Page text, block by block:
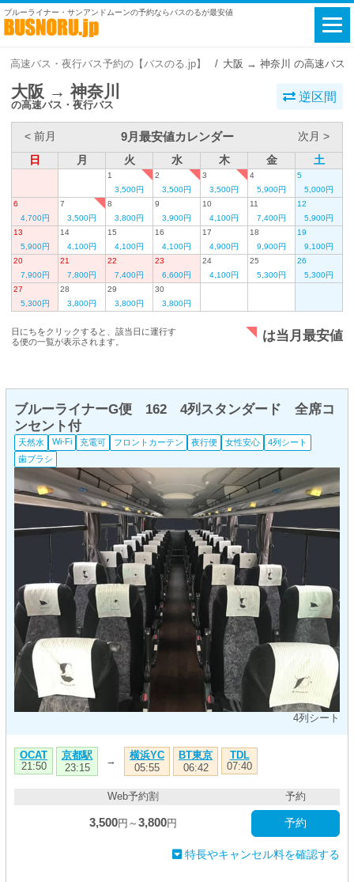
ブルーライナー・サンアンドムーンの予約ならバスのるが最安値
高速バス・夜行バス予約の【バスのる.jp】 大阪 → 神奈川 の高速バス
大阪 → 神奈川
の高速バス・夜行バス
逆区間
< 前月 9月最安値カレンダー
次月 >
日
月 火 水 木 金 土
1
3,500円
2
3,500円
3
3,500円
4
5,900円
5
5,000円
6
4,700円
7
3,500円
8
3,800円
9
3,900円
10
4,100円
11
7,400円
12
5,900円
13
5,900円
14
4,100円
15
4,100円
16
4,100円
17
4,900円
18
9,900円
19
9,100円
20
7,900円
21
7,800円
22
7,400円
23
6,600円
24
4,100円
25
5,300円
26
5,300円
27
5,300円
28
3,800円
29
3,800円
30
3,800円
日にちをクリックすると、該当日に運行す
る便の一覧が表示されます。
は当月最安値
4列シート
ブルーライナーG便 162 4列スタンダード 全席コ
ンセント付
天然水 Wi-Fi 充電可 フロントカーテン 夜行便 女性安心
4列シート
歯ブラシ
OCAT
21:50
京都駅
23:15
→
横浜YC
05:55
BT東京
06:42
TDL
07:40
Web予約割
3,500円～ 3,800円
予約
予約
特長やキャンセル料を確認する